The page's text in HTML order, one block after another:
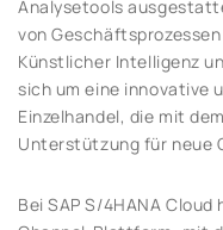
Analysetools
von
Künstlicher Intelligenz
sich um eine innovative
Einzelhandel, die mit
Unterstützung für neue
Bei SAP S/4HANA